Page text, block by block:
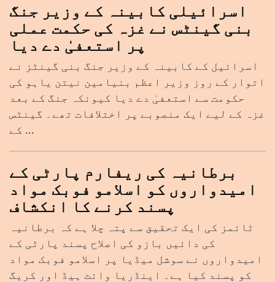
اسرائیلی کابینہ کے وزیر جنگ
بنی گینٹس نے غزہ کی حکمت عملی
پر استعفیٰ دے دیا
اسرائیل کے کابینہ کے وزیر جنگ بنی گینٹز نے
اتوار کے روز وزیر اعظم بنیامین نیتن یاہو کی
حکومت سے استعفیٰ دے دیا کیونکہ جنگ کے بعد
غزہ کے لیے ایک منصوبے پر اختلافات تھے۔ گینٹس
کے ...
برطانیہ کی ریفارم پارٹی کے
امیدواروں کو اسلامو فوبک مواد
پسند کرنے کا انکشاف
ٹائمز کی ایک تحقیق سے پتہ چلا ہے کہ برطانیہ
کی دائیں بازو کی اصلاح پسند پارٹی کے
امیدواروں نے سوشل میڈیا پر اسلامو فوبک مواد
کو پسند کیا ہے۔ اینڈریا وائٹ ہیڈ اور کریگ